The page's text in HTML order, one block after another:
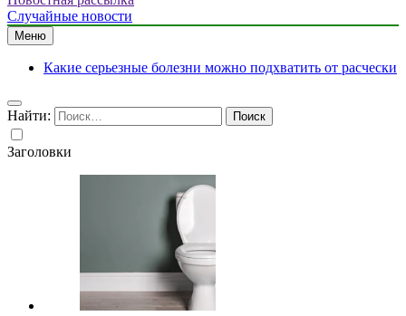
Случайные новости
Меню
Какие серьезные болезни можно подхватить от расчески
Найти:
Заголовки